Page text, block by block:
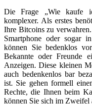
Die Frage „Wie kaufe
komplexer. Als erstes
Ihre Bitcoins zu
Smartphone oder sogar
können Sie bedenklos
Bekannte oder Freunde
Anzeigen. Diese kleinen
auch bedenkenlos bar
ist. Sie gehen formell
Rechte, die Ihnen beim
können Sie sich im Zweifel